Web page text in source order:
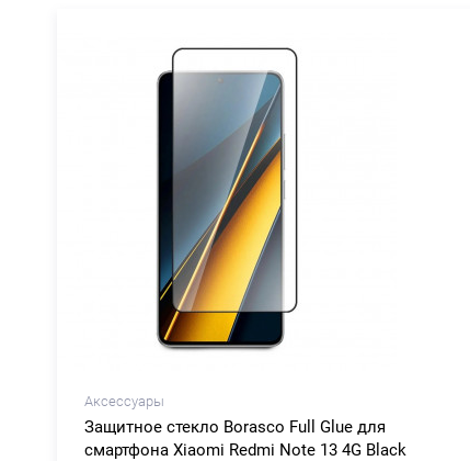
Аксессуары
Защитное стекло Borasco Full Glue для
смартфона Xiaomi Redmi Note 13 4G Black